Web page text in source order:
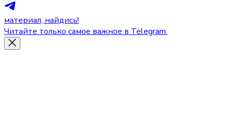
материал, найдись!
Читайте только самое важное в Telegram.